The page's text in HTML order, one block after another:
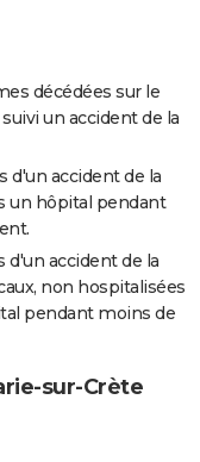
décédées sur le
un accident de la
d'un accident de la
un hôpital pendant
accident de la
non hospitalisées
pendant moins de
sur-Crète